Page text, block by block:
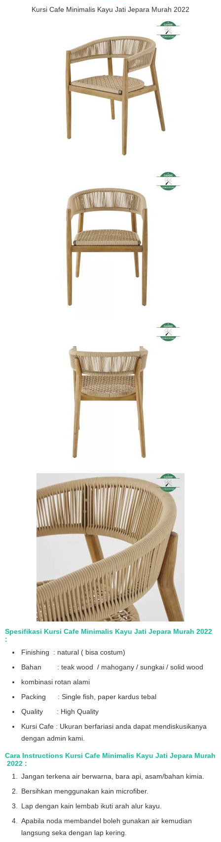
Kursi Cafe Minimalis Kayu Jati Jepara Murah 2022
Spesifikasi Kursi Cafe Minimalis Kayu Jati Jepara Murah 2022
:
Finishing : natural ( bisa costum)
Bahan : teak wood / mahogany / sungkai / solid wood
kombinasi rotan alami
Packing : Single fish, paper kardus tebal
Quality : High Quality
Kursi Cafe : Ukuran berfariasi anda dapat mendiskusikanya
dengan admin kami.
Cara Instructions Kursi Cafe Minimalis Kayu Jati Jepara Murah
2022 :
Jangan terkena air berwarna, bara api, asam/bahan kimia.
Bersihkan menggunakan kain microfiber.
Lap dengan kain lembab ikuti arah alur kayu.
Apabila noda membandel boleh gunakan air kemudian
langsung seka dengan lap kering.